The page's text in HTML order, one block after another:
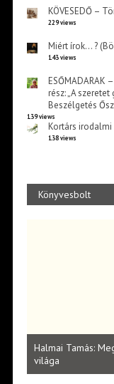
KÖVESEDŐ –
229 views
Miért írok… ?
143 views
ESŐMADARAK
rész: „A
Beszélgetés
139 views
Kortárs
138 views
Könyvesbolt
Halmai Tamás:
világa